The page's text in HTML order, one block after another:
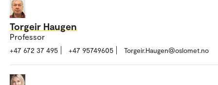
Torgeir Haugen
Professor
+47 672 37 495 +47 95749605 Torgeir.Haugen@oslomet.no